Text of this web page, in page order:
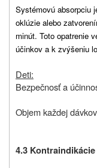
Systémovú absorpciu
oklúzie alebo
minút. Toto opatrenie
účinkov a k zvýšeniu
Deti:
Bezpečnosť a
Objem každej
4.3 Kontraindikácie